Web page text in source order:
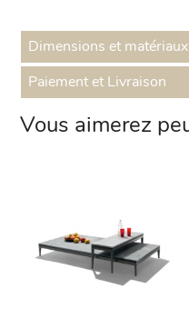
Dimensions et matériaux
Paiement et Livraison
Vous aimerez